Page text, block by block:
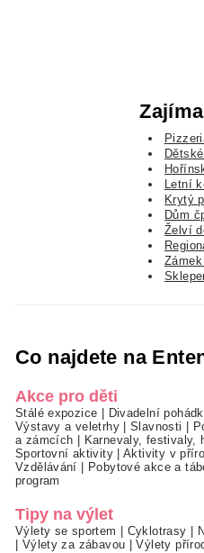
Letní
Krytý
Dům
Želví
Co najdete na
Akce pro děti
Stálé expozice Divadelní
Výstavy a veletrhy|Slavnosti
a zámcích
Karnevaly, festivaly,
Sportovní aktivity|Aktivity v
Vzdělávání
Pobytové akce a
program
Tipy na výlet
Výlety se sportem Cyklotrasy
Výlety za zábavou |Výlety